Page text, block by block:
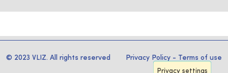
© 2023 VLIZ. All rights reserved Privacy Policy - Terms of use
Privacy settings